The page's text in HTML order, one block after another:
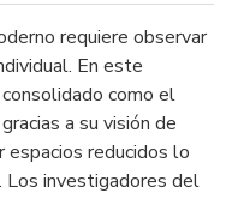
requiere observar
En este
como el
a su visión de
espacios reducidos lo
Los investigadores del